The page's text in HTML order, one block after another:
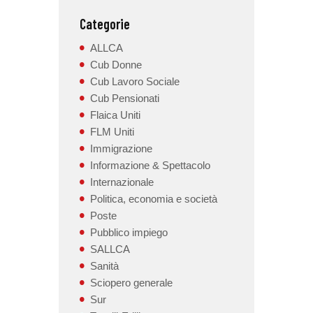
Categorie
ALLCA
Cub Donne
Cub Lavoro Sociale
Cub Pensionati
Flaica Uniti
FLM Uniti
Immigrazione
Informazione & Spettacolo
Internazionale
Politica, economia e società
Poste
Pubblico impiego
SALLCA
Sanità
Sciopero generale
Sur